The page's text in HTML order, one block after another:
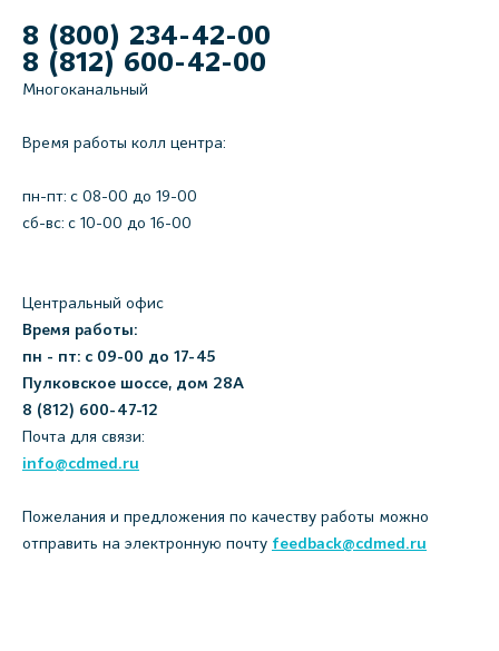
8 (800) 234-42-00
8 (812) 600-42-00
Многоканальный
Время работы колл центра:
пн-пт: c 08-00 до 19-00
сб-вс: с 10-00 до 16-00
Центральный офис
Время работы:
пн - пт: с 09-00 до 17-45
Пулковское шоссе, дом 28А
8 (812) 600-47-12
Почта для связи:
info@cdmed.ru
Пожелания и предложения по качеству работы можно
отправить на электронную почту feedback@cdmed.ru